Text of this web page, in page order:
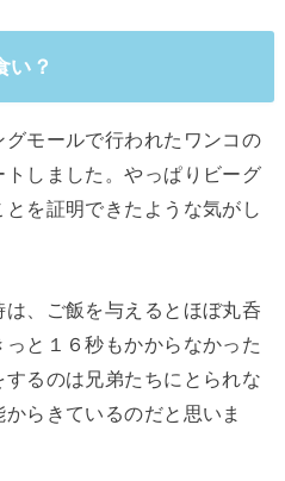
い？
モールで行われたワンコの
しました。やっぱりビーグ
を証明できたような気がし
、ご飯を与えるとほぼ丸呑
と１６秒もかからなかった
るのは兄弟たちにとられな
らきているのだと思いま